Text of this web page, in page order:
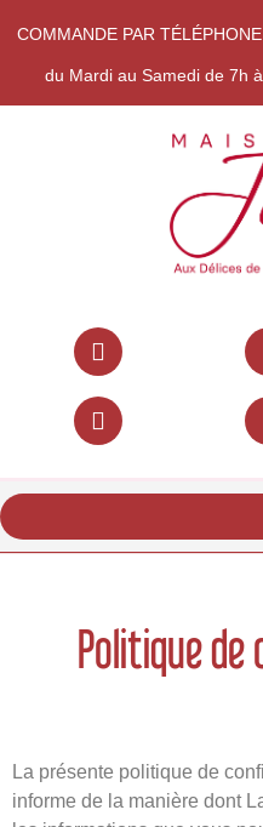
COMMANDE PAR
du Mardi au Samedi de 7h
Politique
La présente politique de
informe de la manière dont